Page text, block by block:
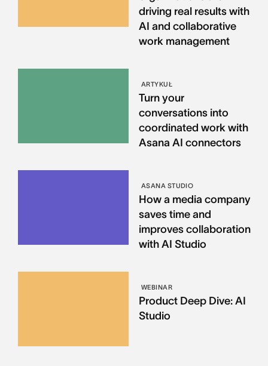
driving real results with
AI and collaborative
work management
ARTYKUŁ
Turn your
conversations into
coordinated work with
Asana AI connectors
ASANA STUDIO
How a media company
saves time and
improves collaboration
with AI Studio
WEBINAR
Product Deep Dive: AI
Studio